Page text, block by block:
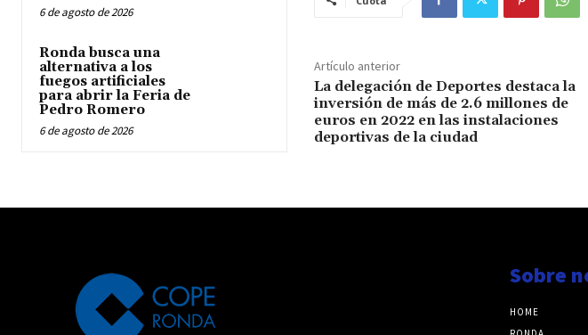
6 de agosto de 2026
Ronda busca una
alternativa a los
fuegos artificiales
para abrir la Feria de
Pedro Romero
6 de agosto de 2026
Artículo anterior
La delegación de Deportes destaca la
inversión de más de 2.6 millones de
euros en 2022 en las instalaciones
deportivas de la ciudad
Sobre
HOME